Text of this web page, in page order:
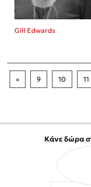
Gill Edwards
« 9 10 11
Κάνε δώρα